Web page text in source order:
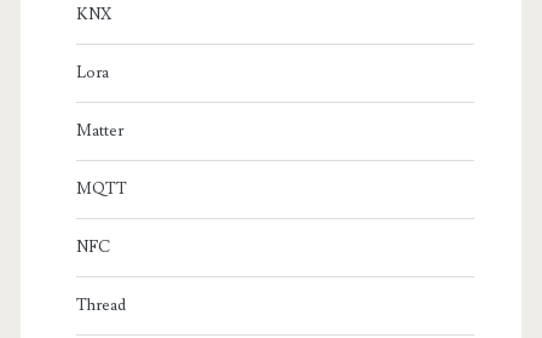
KNX
Lora
Matter
MQTT
NFC
Thread